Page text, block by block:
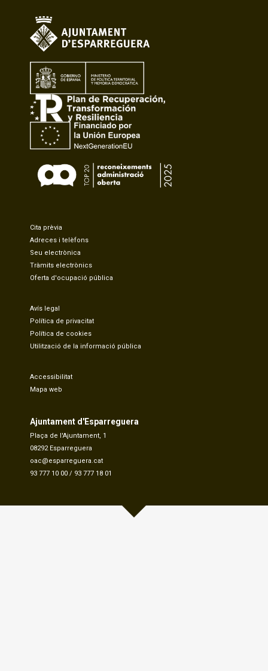
Cita prèvia
Adreces i telèfons
Seu electrònica
Tràmits electrònics
Oferta d'ocupació pública
Avís legal
Política de privacitat
Política de cookies
Utilització de la informació pública
Accessibilitat
Mapa web
Ajuntament d'Esparreguera
Plaça de l'Ajuntament, 1
08292 Esparreguera
oac@esparreguera.cat
93 777 10 00 / 93 777 18 01